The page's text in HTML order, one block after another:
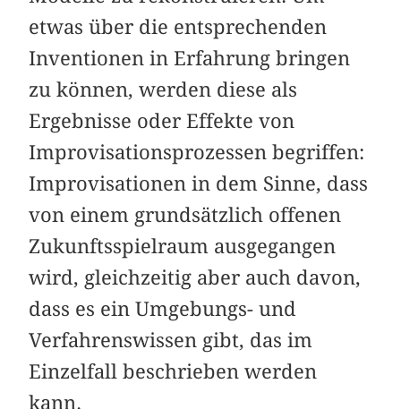
etwas über die entsprechenden
Inventionen in Erfahrung bringen
zu können, werden diese als
Ergebnisse oder Effekte von
Improvisationsprozessen begriffen:
Improvisationen in dem Sinne, dass
von einem grundsätzlich offenen
Zukunftsspielraum ausgegangen
wird, gleichzeitig aber auch davon,
dass es ein Umgebungs- und
Verfahrenswissen gibt, das im
Einzelfall beschrieben werden
kann.